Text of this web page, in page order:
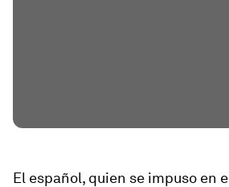
El español, quien se impuso en